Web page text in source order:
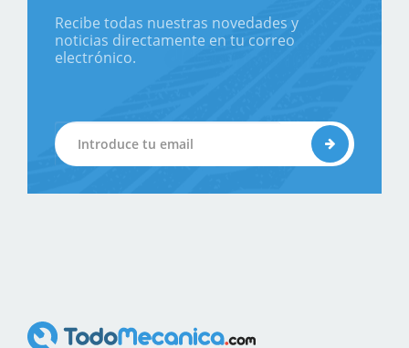
Recibe todas nuestras novedades y
noticias directamente en tu correo
electrónico.